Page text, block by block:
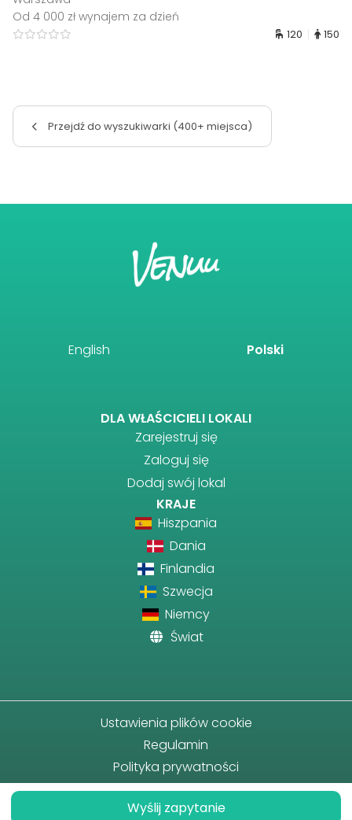
Od 4 000 zł wynajem za dzień
120 150
Przejdź do wyszukiwarki (400+ miejsca)
Wyślij zapytanie
English Polski
DLA WŁAŚCICIELI LOKALI
Zarejestruj się
Zaloguj się
Dodaj swój lokal
KRAJE
Hiszpania
Dania
Finlandia
Szwecja
Niemcy
Świat
Ustawienia plików cookie
Regulamin
Polityka prywatności